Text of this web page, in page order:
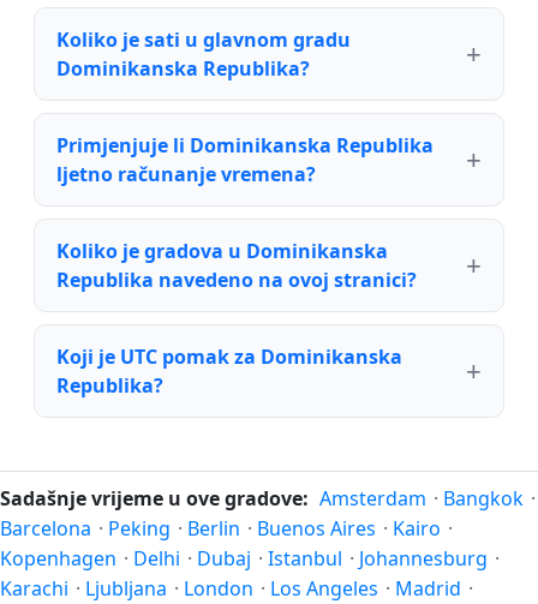
Koliko je sati u glavnom gradu
Dominikanska Republika?
Primjenjuje li Dominikanska Republika
ljetno računanje vremena?
Koliko je gradova u Dominikanska
Republika navedeno na ovoj stranici?
Koji je UTC pomak za Dominikanska
Republika?
Sadašnje vrijeme u ove gradove: Amsterdam · Bangkok ·
Barcelona · Peking · Berlin · Buenos Aires · Kairo ·
Kopenhagen · Delhi · Dubaj · Istanbul · Johannesburg ·
Karachi · Ljubljana · London · Los Angeles · Madrid ·